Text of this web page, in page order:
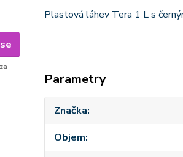
za
Plastová láhev Tera 1 L s
Parametry
Značka
Objem